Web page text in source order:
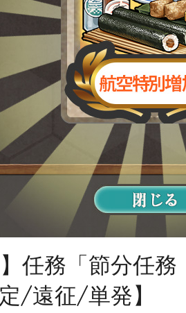
】任務「節分任
/遠征/単発】